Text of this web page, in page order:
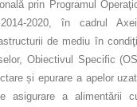
prin Programul
2020, în cadrul
de mediu în
Obiectivul Specific
și epurare a apelor
asigurare a alimentării